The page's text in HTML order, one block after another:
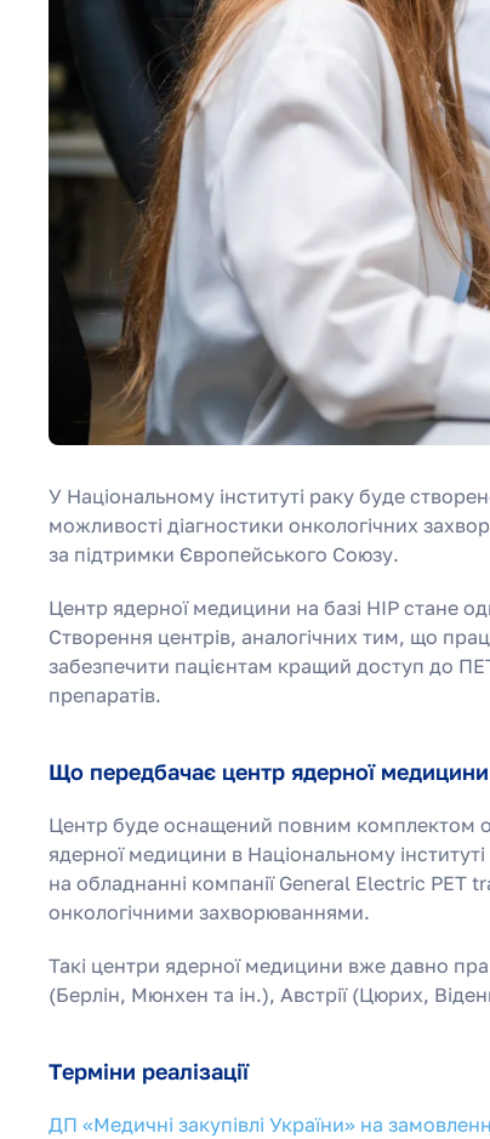
У Національному інституті раку буде
можливості діагностики онкологічних
за підтримки Європейського Союзу.
Центр ядерної медицини на базі НІР стане
Створення центрів, аналогічних тим, що
забезпечити пацієнтам кращий доступ до
препаратів.
Що передбачає центр ядерної медицини
Центр буде оснащений повним комплектом
ядерної медицини в Національному
на обладнанні компанії General Electric PET
онкологічними захворюваннями.
Такі центри ядерної медицини вже давно
(Берлін, Мюнхен та ін.), Австрії (Цюрих,
Терміни реалізації
ДП «Медичні закупівлі України» на